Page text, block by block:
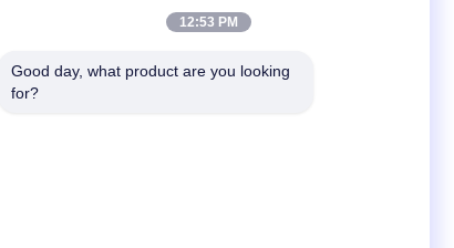
Contactez rapidement
Téléphone
12:53 PM
Good day, what product are you looking
for?